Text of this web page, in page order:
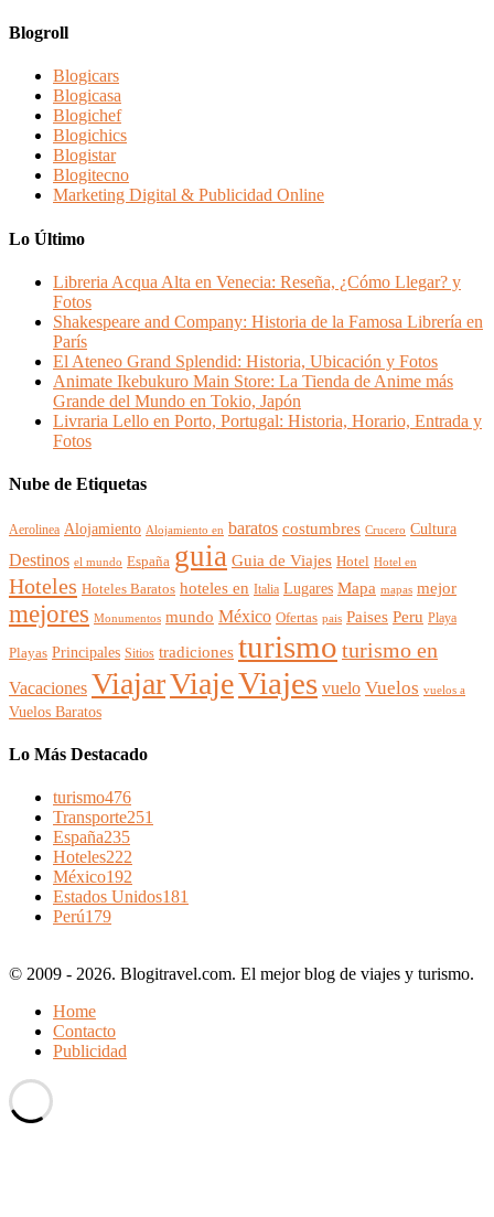
Blogroll
Blogicars
Blogicasa
Blogichef
Blogichics
Blogistar
Blogitecno
Marketing Digital & Publicidad Online
Lo Último
Libreria Acqua Alta en Venecia: Reseña, ¿Cómo Llegar? y
Fotos
Shakespeare and Company: Historia de la Famosa Librería en
París
El Ateneo Grand Splendid: Historia, Ubicación y Fotos
Animate Ikebukuro Main Store: La Tienda de Anime más
Grande del Mundo en Tokio, Japón
Livraria Lello en Porto, Portugal: Historia, Horario, Entrada y
Fotos
Nube de Etiquetas
Aerolinea Alojamiento Alojamiento en baratos costumbres Crucero Cultura
Destinos el mundo España guia Guia de Viajes Hotel Hotel en
Hoteles Hoteles Baratos hoteles en Italia Lugares Mapa mapas mejor
mejores Monumentos mundo México Ofertas pais Paises Peru Playa
Playas Principales Sitios tradiciones turismo turismo en
Vacaciones ViajarViajeViajes vuelo Vuelos vuelos a
Vuelos Baratos
Lo Más Destacado
turismo476
Transporte251
España235
Hoteles222
México192
Estados Unidos181
Perú179
© 2009 - 2026. Blogitravel.com. El mejor blog de viajes y turismo.
Home
Contacto
Publicidad